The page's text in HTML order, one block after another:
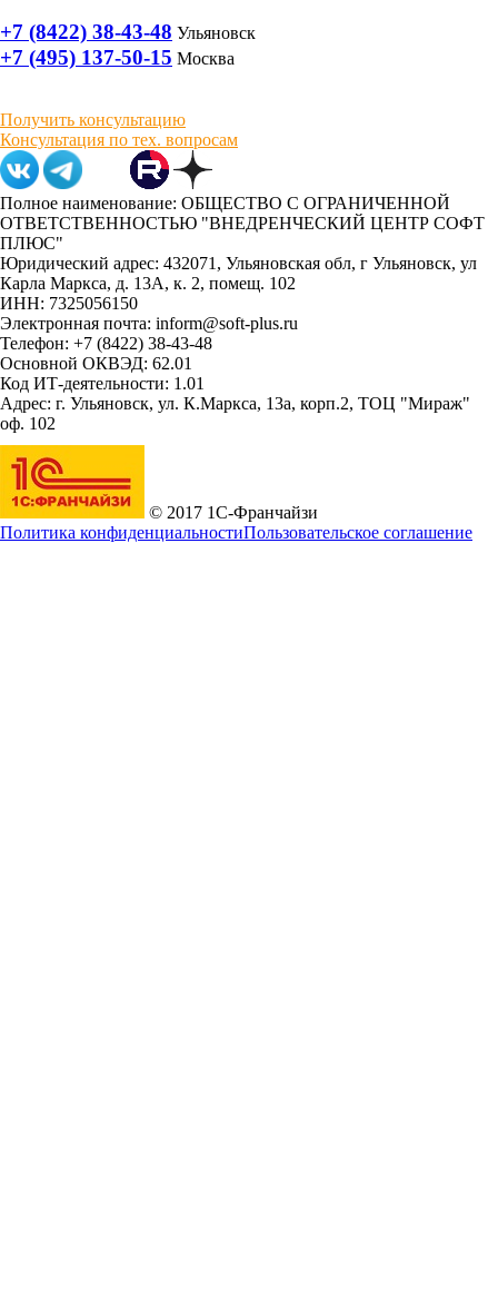
+7 (8422) 38-43-48 Ульяновск
+7 (495) 137-50-15 Москва
Получить консультацию
Консультация по тех. вопросам
Полное наименование: ОБЩЕСТВО С ОГРАНИЧЕННОЙ
ОТВЕТСТВЕННОСТЬЮ "ВНЕДРЕНЧЕСКИЙ ЦЕНТР СОФТ
ПЛЮС"
Юридический адрес: 432071, Ульяновская обл, г Ульяновск, ул
Карла Маркса, д. 13А, к. 2, помещ. 102
ИНН: 7325056150
Электронная почта: inform@soft-plus.ru
Телефон: +7 (8422) 38-43-48
Основной ОКВЭД: 62.01
Код ИТ-деятельности: 1.01
Адрес: г. Ульяновск, ул. К.Маркса, 13а, корп.2, ТОЦ "Мираж"
оф. 102
© 2017 1С-Франчайзи
Политика конфиденциальностиПользовательское соглашение